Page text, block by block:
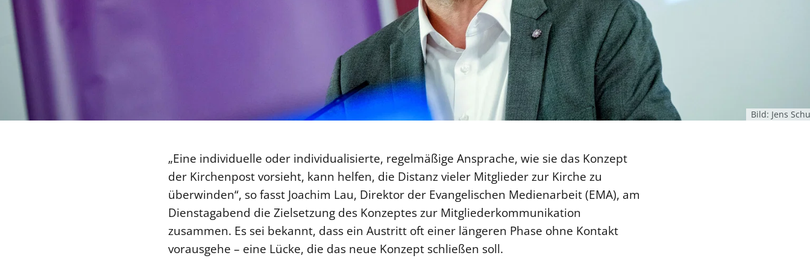
Bild: Jens
„Eine individuelle oder individualisierte, regelmäßige Ansprache, wie sie das Konzept
der Kirchenpost vorsieht, kann helfen, die Distanz vieler Mitglieder zur Kirche zu
überwinden“, so fasst Joachim Lau, Direktor der Evangelischen Medienarbeit (EMA), am
Dienstagabend die Zielsetzung des Konzeptes zur Mitgliederkommunikation
zusammen. Es sei bekannt, dass ein Austritt oft einer längeren Phase ohne Kontakt
vorausgehe – eine Lücke, die das neue Konzept schließen soll.